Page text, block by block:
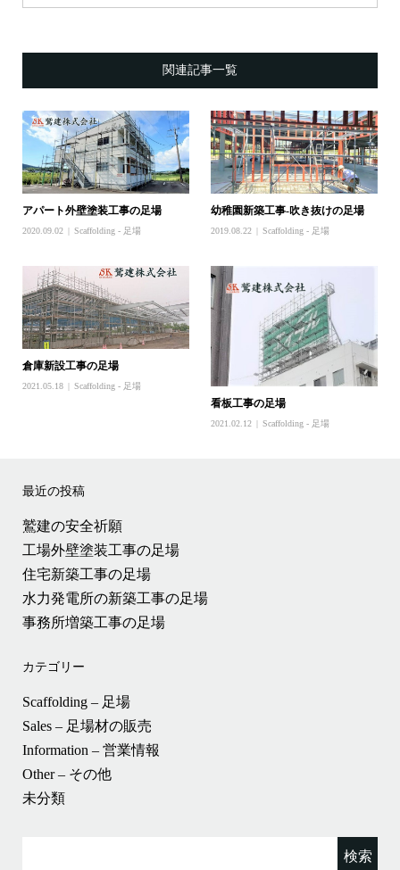
関連記事一覧
アパート外壁塗装工事の足場
2020.09.02 Scaffolding - 足場
幼稚園新築工事-吹き抜けの足場
2019.08.22 Scaffolding - 足場
倉庫新設工事の足場
2021.05.18 Scaffolding - 足場
看板工事の足場
2021.02.12 Scaffolding - 足場
最近の投稿
鷲建の安全祈願
工場外壁塗装工事の足場
住宅新築工事の足場
水力発電所の新築工事の足場
事務所増築工事の足場
カテゴリー
Scaffolding – 足場
Sales – 足場材の販売
Information – 営業情報
Other – その他
未分類